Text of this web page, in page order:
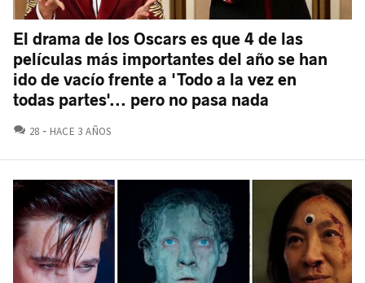
El drama de los Oscars es que 4 de las
películas más importantes del año se han
ido de vacío frente a 'Todo a la vez en
todas partes'... pero no pasa nada
28 COMENTARIOS
HACE 3 AÑOS